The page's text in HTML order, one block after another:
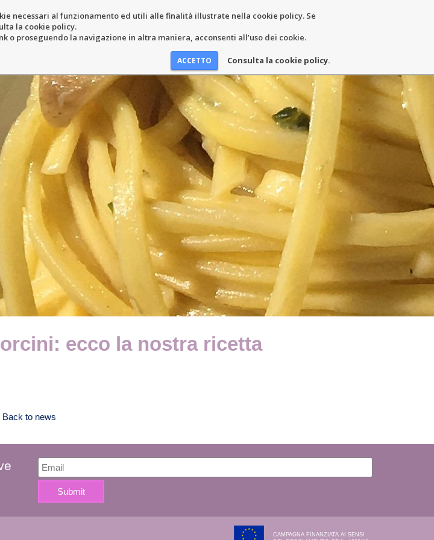
necessari al funzionamento ed utili alle finalità illustrate nella cookie policy. Se
la cookie policy.
o proseguendo la navigazione in altra maniera, acconsenti all’uso dei cookie.
Consulta la cookie policy.
ecco la nostra ricetta
Back to news
CAMPAGNA FINANZIATA AI SENSI